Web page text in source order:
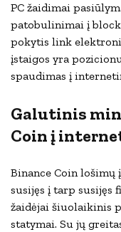
PC žaidimai
patobulinimai į
pokytis link
įstaigos yra
spaudimas į
Galutinis
Coin į
Binance Coin
susijęs į tarp susijęs
žaidėjai šiuolaikinis
statymai. Su jų